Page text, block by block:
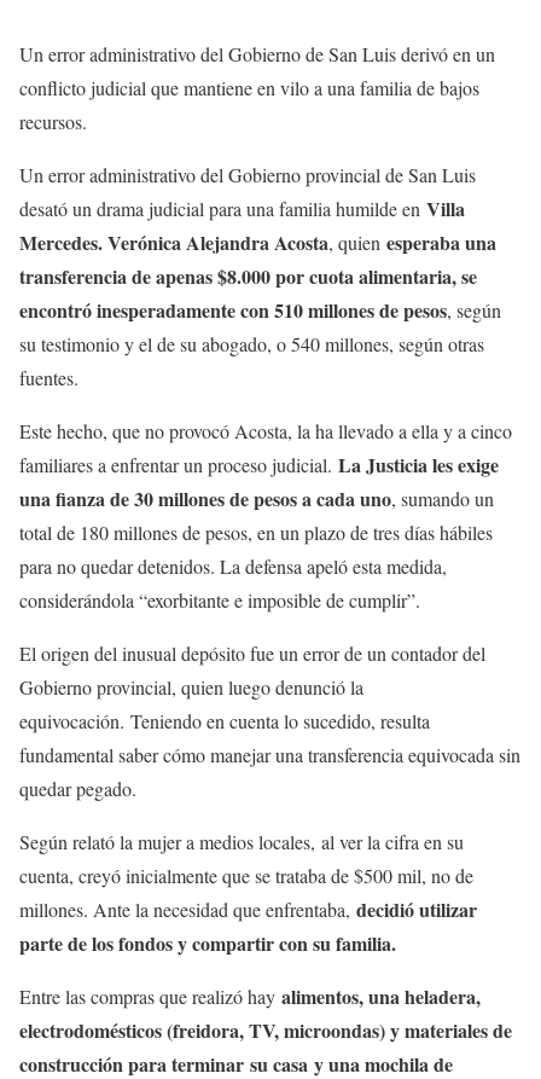
Un error administrativo del Gobierno de San Luis derivó en un
conflicto judicial que mantiene en vilo a una familia de bajos
recursos.
Un error administrativo del Gobierno provincial de San Luis
desató un drama judicial para una familia humilde en Villa
Mercedes. Verónica Alejandra Acosta, quien esperaba una
transferencia de apenas $8.000 por cuota alimentaria, se
encontró inesperadamente con 510 millones de pesos, según
su testimonio y el de su abogado, o 540 millones, según otras
fuentes.
Este hecho, que no provocó Acosta, la ha llevado a ella y a cinco
familiares a enfrentar un proceso judicial. La Justicia les exige
una fianza de 30 millones de pesos a cada uno, sumando un
total de 180 millones de pesos, en un plazo de tres días hábiles
para no quedar detenidos. La defensa apeló esta medida,
considerándola “exorbitante e imposible de cumplir”.
El origen del inusual depósito fue un error de un contador del
Gobierno provincial, quien luego denunció la
equivocación. Teniendo en cuenta lo sucedido, resulta
fundamental saber cómo manejar una transferencia equivocada sin
quedar pegado.
Según relató la mujer a medios locales, al ver la cifra en su
cuenta, creyó inicialmente que se trataba de $500 mil, no de
millones. Ante la necesidad que enfrentaba, decidió utilizar
parte de los fondos y compartir con su familia.
Entre las compras que realizó hay alimentos, una heladera,
electrodomésticos (freidora, TV, microondas) y materiales de
construcción para terminar su casa y una mochila de